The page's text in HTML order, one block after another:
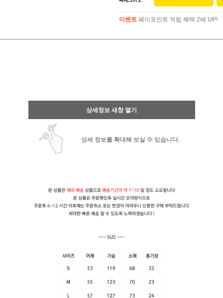
이벤트 페이포인트 적립 혜택 2배 UP!
상세정보 새창 열기
상세 정보를 확대해 보실 수 있습니다.